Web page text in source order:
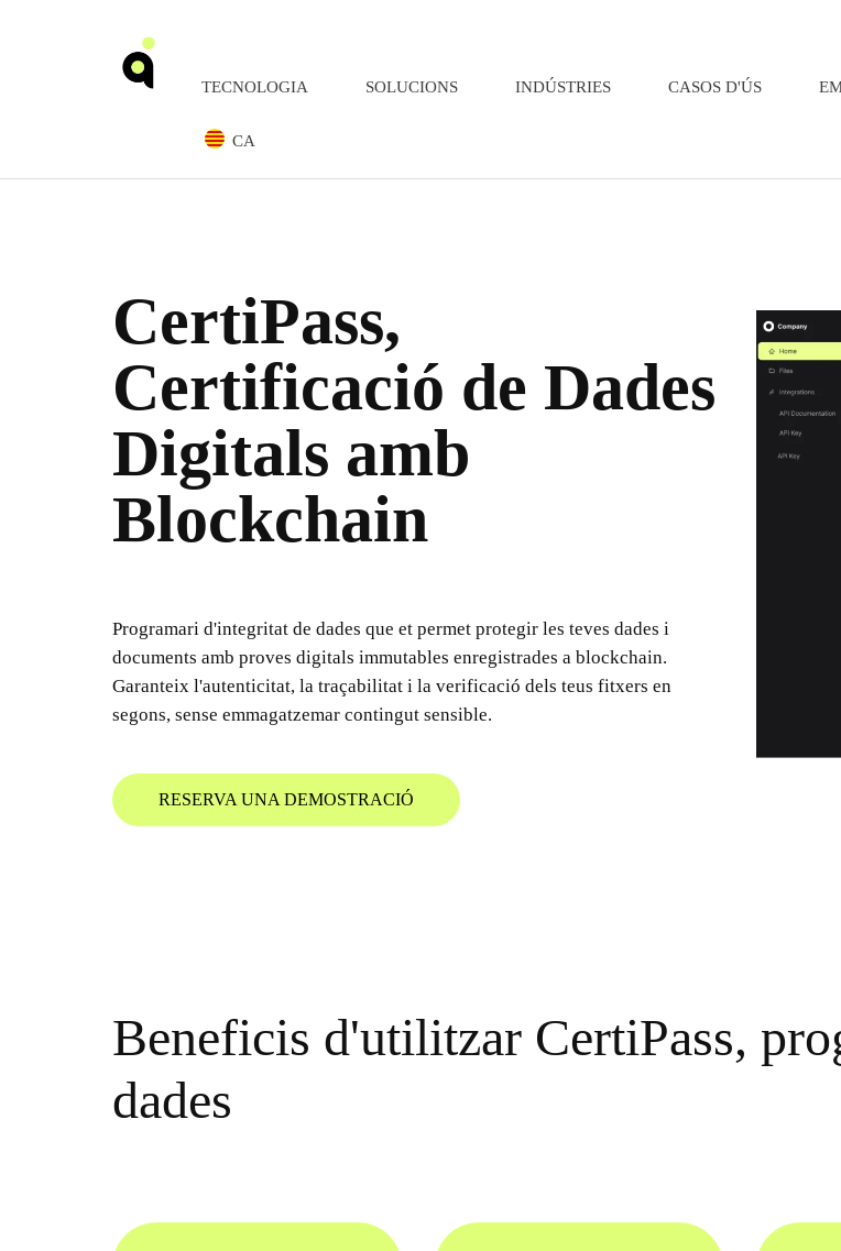
TECNOLOGIA SOLUCIONS INDÚSTRIES CASOS D'ÚS
CA
CertiPass,
Certificació de Dades
Digitals amb
Blockchain
Programari d'integritat de dades que et permet protegir les teves dades i
documents amb proves digitals immutables enregistrades a blockchain.
Garanteix l'autenticitat, la traçabilitat i la verificació dels teus fitxers en
segons, sense emmagatzemar contingut sensible.
RESERVA UNA DEMOSTRACIÓ
Beneficis d'utilitzar CertiPass,
dades